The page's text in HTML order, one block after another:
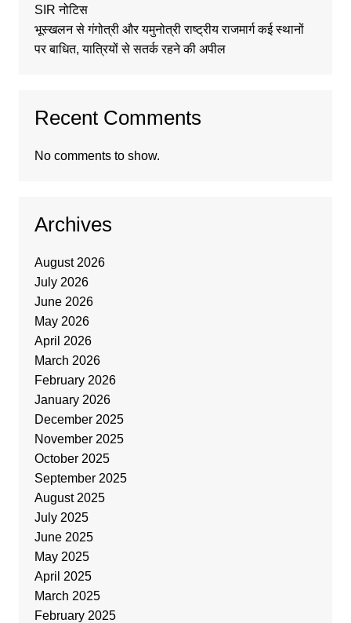
SIR नोटिस
भूस्खलन से गंगोत्री और यमुनोत्री राष्ट्रीय राजमार्ग कई स्थानों
पर बाधित, यात्रियों से सतर्क रहने की अपील
Recent Comments
No comments to show.
Archives
August 2026
July 2026
June 2026
May 2026
April 2026
March 2026
February 2026
January 2026
December 2025
November 2025
October 2025
September 2025
August 2025
July 2025
June 2025
May 2025
April 2025
March 2025
February 2025